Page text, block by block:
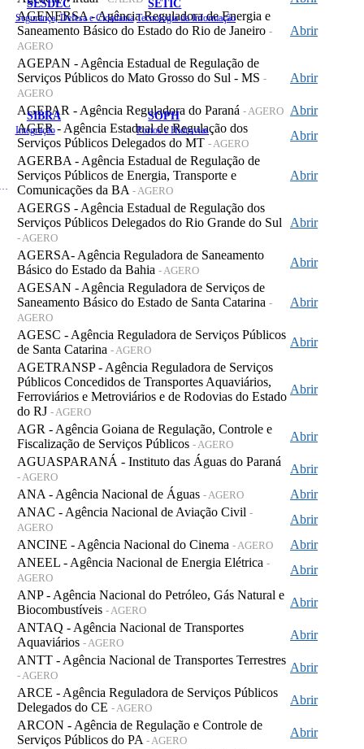
SESDEC
Segurança, Defesa e Cidadania
SETIC
Tecnologia da Informação
SIBRA
Integração
SOPH
Portos e Hidrovias
AGENERSA - Agência Reguladora de Energia e
Saneamento Básico do Estado do Rio de Janeiro -
AGERO
Abrir
AGEPAN - Agência Estadual de Regulação de
Serviços Públicos do Mato Grosso do Sul - MS -
AGERO
Abrir
AGEPAR - Agência Reguladora do Paraná - AGERO Abrir
AGER - Agência Estadual de Regulação dos
Serviços Públicos Delegados do MT - AGERO
Abrir
AGERBA - Agência Estadual de Regulação de
Serviços Públicos de Energia, Transporte e
Comunicações da BA - AGERO
Abrir
AGERGS - Agência Estadual de Regulação dos
Serviços Públicos Delegados do Rio Grande do Sul
- AGERO
Abrir
AGERSA- Agência Reguladora de Saneamento
Básico do Estado da Bahia - AGERO
Abrir
AGESAN - Agência Reguladora de Serviços de
Saneamento Básico do Estado de Santa Catarina -
AGERO
Abrir
AGESC - Agência Reguladora de Serviços Públicos
de Santa Catarina - AGERO
Abrir
AGETRANSP - Agência Reguladora de Serviços
Públicos Concedidos de Transportes Aquaviários,
Ferroviários e Metroviários e de Rodovias do Estado
do RJ - AGERO
Abrir
AGR - Agência Goiana de Regulação, Controle e
Fiscalização de Serviços Públicos - AGERO
Abrir
AGUASPARANÁ - Instituto das Águas do Paraná
- AGERO
Abrir
ANA - Agência Nacional de Águas - AGERO
Abrir
ANAC - Agência Nacional de Aviação Civil -
AGERO
Abrir
ANCINE - Agência Nacional do Cinema - AGERO
Abrir
ANEEL - Agência Nacional de Energia Elétrica -
AGERO
Abrir
ANP - Agência Nacional do Petróleo, Gás Natural e
Biocombustíveis - AGERO
Abrir
ANTAQ - Agência Nacional de Transportes
Aquaviários - AGERO
Abrir
ANTT - Agência Nacional de Transportes Terrestres
- AGERO
Abrir
ARCE - Agência Reguladora de Serviços Públicos
Delegados do CE - AGERO
Abrir
ARCON - Agência de Regulação e Controle de
Serviços Públicos do PA - AGERO
Abrir